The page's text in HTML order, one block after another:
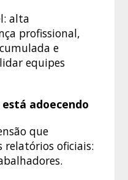
alta
profissional,
e
equipes
adoecendo
que
relatórios oficiais: